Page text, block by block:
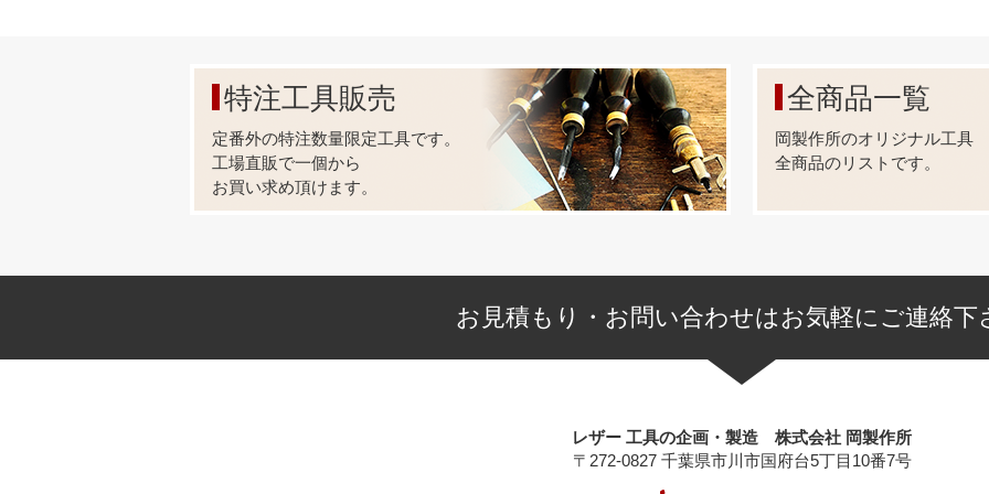
特注工具販売
定番外の特注数量限定工具です。
工場直販で一個から
お買い求め頂けます。
全商品一覧
岡製作所のオリジナル工具
全商品のリストです。
お見積もり・お問い合わせはお気軽にご連絡下
レザー 工具の企画・製造 株式会社 岡製作所
〒272-0827 千葉県市川市国府台5丁目10番7号